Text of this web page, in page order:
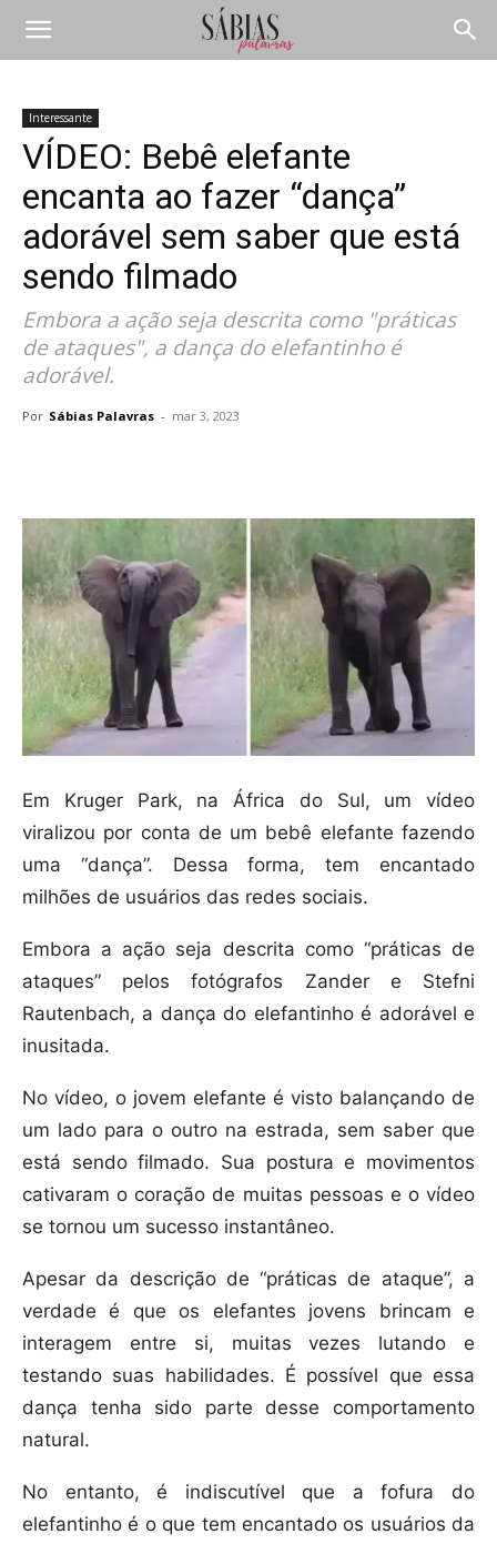
Interessante
VÍDEO: Bebê elefante
encanta ao fazer “dança”
adorável sem saber que está
sendo filmado
Embora a ação seja descrita como "práticas
de ataques", a dança do elefantinho é
adorável.
Por Sábias Palavras - mar 3, 2023
Em Kruger Park, na África do Sul, um vídeo
viralizou por conta de um bebê elefante fazendo
uma “dança”. Dessa forma, tem encantado
milhões de usuários das redes sociais.
Embora a ação seja descrita como “práticas de
ataques” pelos fotógrafos Zander e Stefni
Rautenbach, a dança do elefantinho é adorável e
inusitada.
No vídeo, o jovem elefante é visto balançando de
um lado para o outro na estrada, sem saber que
está sendo filmado. Sua postura e movimentos
cativaram o coração de muitas pessoas e o vídeo
se tornou um sucesso instantâneo.
Apesar da descrição de “práticas de ataque”, a
verdade é que os elefantes jovens brincam e
interagem entre si, muitas vezes lutando e
testando suas habilidades. É possível que essa
dança tenha sido parte desse comportamento
natural.
No entanto, é indiscutível que a fofura do
elefantinho é o que tem encantado os usuários da